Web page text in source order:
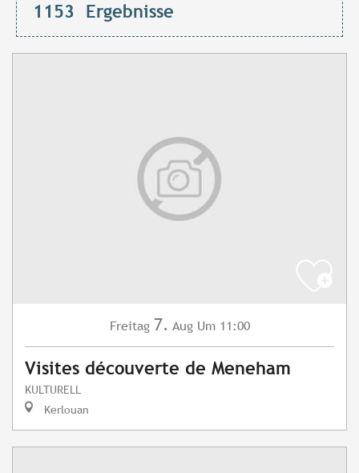
1153 Ergebnisse
Freitag 7. Aug Um 11:00
Visites découverte de Meneham
KULTURELL
Kerlouan